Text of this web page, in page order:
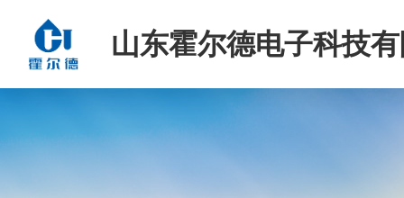
山东霍尔德电子科技